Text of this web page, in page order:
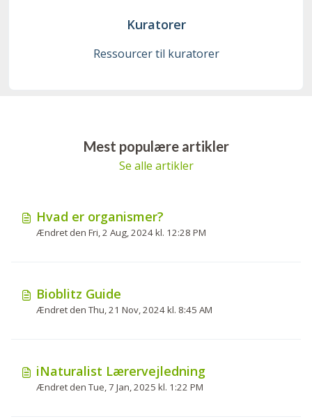
Kuratorer
Ressourcer til kuratorer
Mest populære artikler
Se alle artikler
Hvad er organismer?
Ændret den Fri, 2 Aug, 2024 kl. 12:28 PM
Bioblitz Guide
Ændret den Thu, 21 Nov, 2024 kl. 8:45 AM
iNaturalist Lærervejledning
Ændret den Tue, 7 Jan, 2025 kl. 1:22 PM